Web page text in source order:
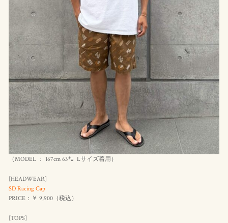
（MODEL ： 167cm 63㌔ Lサイズ着用）
[HEADWEAR]
SD Racing Cap
PRICE：￥ 9,900（税込 ）
[TOPS]